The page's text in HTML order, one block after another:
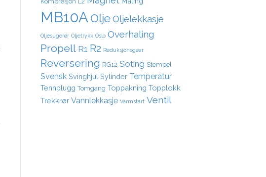
MB10AOljeOljelekkasje
Oljesugerør Oljetrykk Oslo Overhaling
Propell R1 R2 Reduksjonsgear
Reversering RG12 Soting Stempel
Svensk Svinghjul Sylinder Temperatur
Tennplugg Tomgang Toppakning Topplokk
Trekkrør Vannlekkasje Varmstart Ventil